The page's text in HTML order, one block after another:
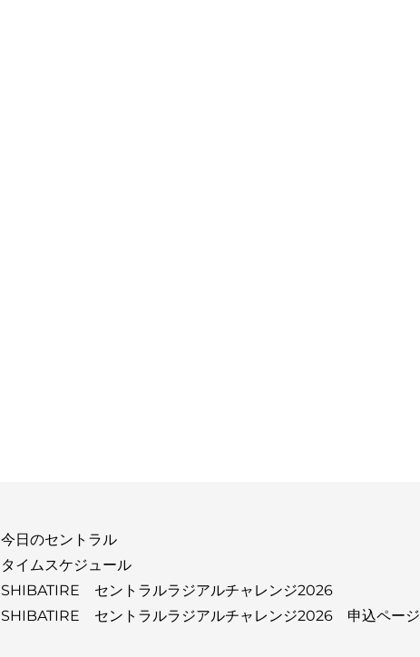
今日のセントラル
タイムスケジュール
SHIBATIRE セントラルラジアルチャレンジ2026
SHIBATIRE セントラルラジアルチャレンジ2026 申込ページ